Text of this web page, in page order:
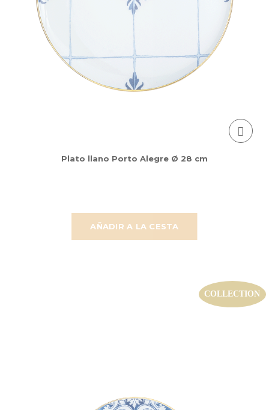
AÑADIR A LA CESTA
Plato llano Porto Alegre Ø 28 cm